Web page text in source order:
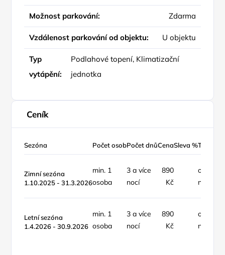
Možnost parkování: Zdarma
Vzdálenost parkování od objektu: U objektu
Typ
vytápění:
Podlahové topení, Klimatizační
jednotka
Ceník
Sezóna Počet osobPočet dnůCenaSleva %Typ ceny
Zimní sezóna
1.10.2025 - 31.3.2026
min. 1
osoba
3 a více
nocí
890
Kč
osoba /
noc
Letní sezóna
1.4.2026 - 30.9.2026
min. 1
osoba
3 a více
nocí
890
Kč
osoba /
noc